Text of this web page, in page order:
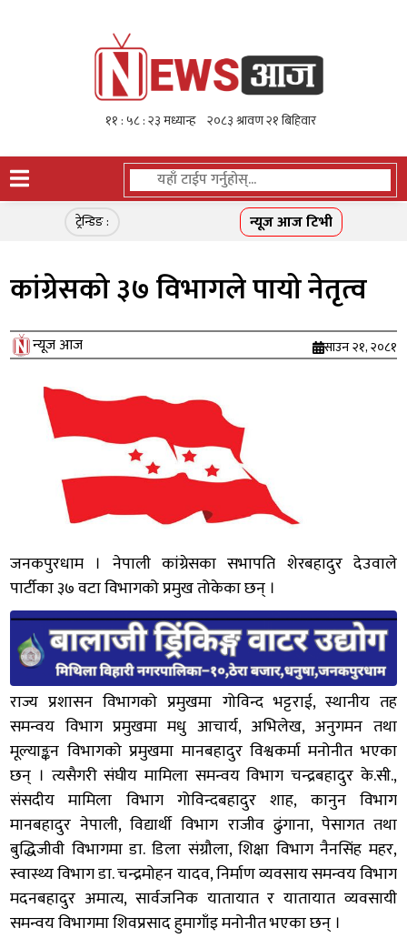
ट्रेन्डिङ : न्यूज आज टिभी
कांग्रेसको ३७ विभागले पायो नेतृत्व
न्यूज आज साउन २१, २०८१
जनकपुरधाम । नेपाली कांग्रेसका सभापति शेरबहादुर देउवाले
पार्टीका ३७ वटा विभागको प्रमुख तोकेका छन् ।
राज्य प्रशासन विभागको प्रमुखमा गोविन्द भट्टराई, स्थानीय तह
समन्वय विभाग प्रमुखमा मधु आचार्य, अभिलेख, अनुगमन तथा
मूल्याङ्कन विभागको प्रमुखमा मानबहादुर विश्वकर्मा मनोनीत भएका
छन् । त्यसैगरी संघीय मामिला समन्वय विभाग चन्द्रबहादुर के.सी.,
संसदीय मामिला विभाग गोविन्दबहादुर शाह, कानुन विभाग
मानबहादुर नेपाली, विद्यार्थी विभाग राजीव ढुंगाना, पेसागत तथा
बुद्धिजीवी विभागमा डा. डिला संग्रौला, शिक्षा विभाग नैनसिंह महर,
स्वास्थ्य विभाग डा. चन्द्रमोहन यादव, निर्माण व्यवसाय समन्वय विभाग
मदनबहादुर अमात्य, सार्वजनिक यातायात र यातायात व्यवसायी
समन्वय विभागमा शिवप्रसाद हुमागाँइ मनोनीत भएका छन् ।